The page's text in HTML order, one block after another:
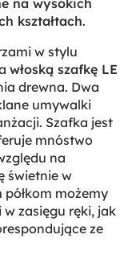
kształtach.
w stylu
włoską szafkę LE
drewna. Dwa
umywalki
Szafka jest
mnóstwo
na
świetnie w
półkom możemy
zasięgu ręki, jak
ze